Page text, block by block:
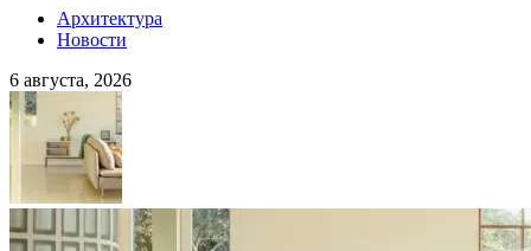
Архитектура
Новости
6 августа, 2026